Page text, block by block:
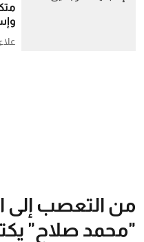
من التعصب إلى
"محمد صلاح"